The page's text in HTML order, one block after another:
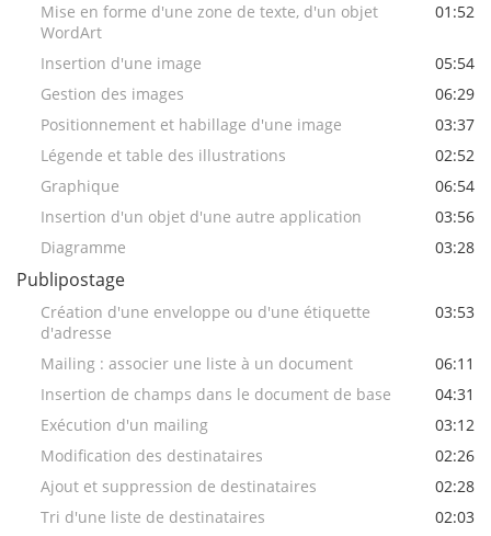
Mise en forme d'une zone de texte, d'un objet
WordArt
01:52
Insertion d'une image
05:54
Gestion des images
06:29
Positionnement et habillage d'une image
03:37
Légende et table des illustrations
02:52
Graphique
06:54
Insertion d'un objet d'une autre application
03:56
Diagramme
03:28
Publipostage
Création d'une enveloppe ou d'une étiquette
d'adresse
03:53
Mailing : associer une liste à un document
06:11
Insertion de champs dans le document de base
04:31
Exécution d'un mailing
03:12
Modification des destinataires
02:26
Ajout et suppression de destinataires
02:28
Tri d'une liste de destinataires
02:03